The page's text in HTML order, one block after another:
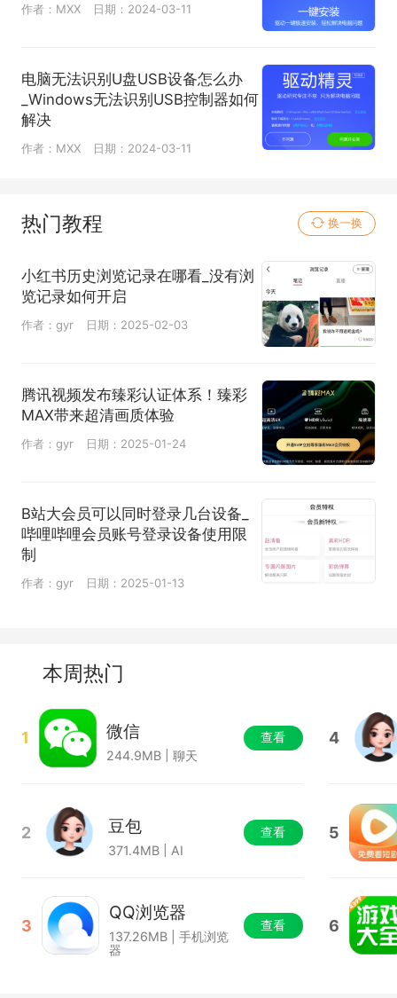
作者：MXX 日期：2024-03-11
电脑无法识别U盘USB设备怎么办
_Windows无法识别USB控制器如何
解决
作者：MXX 日期：2024-03-11
热门教程 换一换
小红书历史浏览记录在哪看_没有浏
览记录如何开启
作者：gyr 日期：2025-02-03
腾讯视频发布臻彩认证体系！臻彩
MAX带来超清画质体验
作者：gyr 日期：2025-01-24
B站大会员可以同时登录几台设备_
哔哩哔哩会员账号登录设备使用限
制
作者：gyr 日期：2025-01-13
本周热门
1 微信
244.9MB | 聊天
查看
2 豆包
371.4MB | AI
查看
3
QQ浏览器
137.26MB | 手机浏览
器
查看
4
5
6